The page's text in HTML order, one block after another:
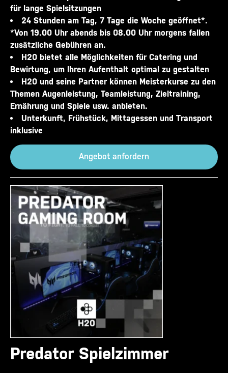
für lange Spielsitzungen
24 Stunden am Tag, 7 Tage die Woche geöffnet*.
*Von 19.00 Uhr abends bis 08.00 Uhr morgens fallen
zusätzliche Gebühren an.
H20 bietet alle Möglichkeiten für Catering und
Bewirtung, um Ihren Aufenthalt optimal zu gestalten
H20 und seine Partner können Meisterkurse zu den
Themen Augenleistung, Teamleistung, Zieltraining,
Ernährung und Spiele usw. anbieten.
Unterkunft, Frühstück, Mittagessen und Transport
inklusive
Angebot anfordern
Predator Spielzimmer